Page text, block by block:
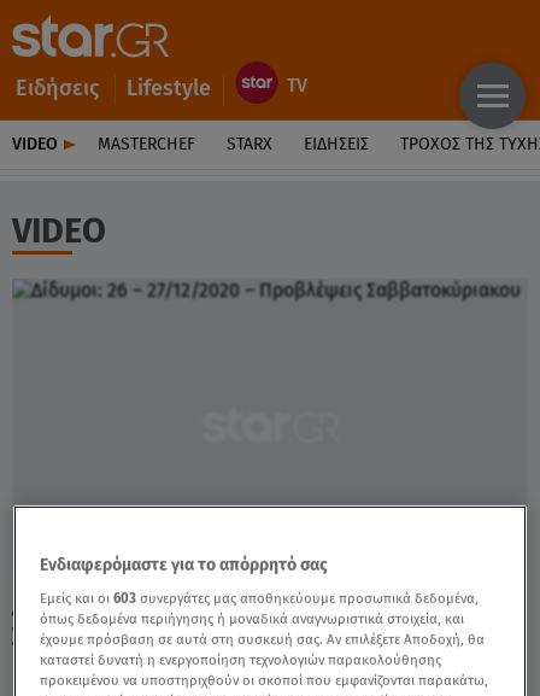
Ειδήσεις Lifestyle
VIDEO MASTERCHEF STARX ΕΙΔΉΣΕΙΣ ΤΡΟΧΌΣ ΤΗΣ
VIDEO
Δίδυμοι: 26 – 27/12/2020 – Προβλέψεις
Σαββατοκύριακου - Video
Ενδιαφερόμαστε για το απόρρητό σας
Εμείς και οι603 συνεργάτες μας αποθηκεύουμε προσωπικά δεδομένα,
όπως δεδομένα περιήγησης ή μοναδικά αναγνωριστικά στοιχεία, και
έχουμε πρόσβαση σε αυτά στη συσκευή σας. Αν επιλέξετε Αποδοχή, θα
καταστεί δυνατή η ενεργοποίηση τεχνολογιών παρακολούθησης
προκειμένου να υποστηριχθούν οι σκοποί που εμφανίζονται παρακάτω,